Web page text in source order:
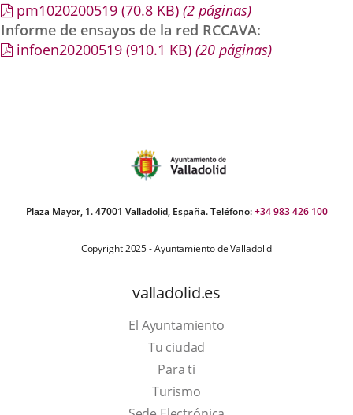
pm1020200519 (70.8 KB) (2 páginas)
Informe de ensayos de la red RCCAVA
infoen20200519 (910.1 KB) (20 páginas)
Plaza Mayor, 1. 47001 Valladolid, España. Teléfono:+34 983 426 100
Copyright 2025 - Ayuntamiento de Valladolid
valladolid.es
El Ayuntamiento
Tu ciudad
Para ti
TurismoThis